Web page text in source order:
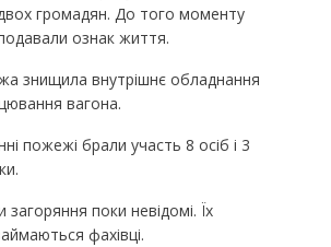
двох громадян. До того моменту
ознак життя.
знищила внутрішнє обладнання
вагона.
пожежі брали участь 8 осіб і 3
загоряння поки невідомі. Їх
фахівці.